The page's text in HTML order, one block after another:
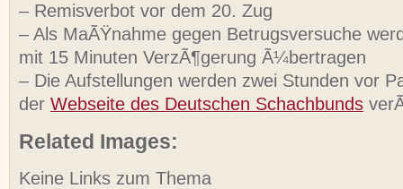
– Remisverbot vor dem 20. Zug
– Als MaÃŸnahme gegen Betrugsversuche
mit 15 Minuten VerzÃ¶gerung Ã¼bertragen
– Die Aufstellungen werden zwei Stunden vor
der Webseite des Deutschen Schachbunds
Related Images:
Keine Links zum Thema